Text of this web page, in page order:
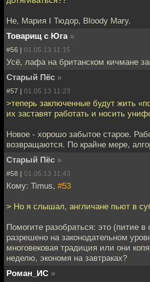
Не, Мария I Тюдор, Bloody Mary.
Товарищ с Юга »
#56 | 01.05.13 11:15
Усё, лафа на британском кичмане
Старый Пёс »
#57 | 01.05.13 11:23
>теперь заключенные будут жить
их заставят работать и носить
Новое - хорошо забытое старое.
возвращаются. По крайне мере,
Старый Пёс »
#58 | 01.05.13 11:43
Кому: Timus, #53
> Но я слышал, англичане пьют в
Помогите разобраться: это (питие в
разрешено на законодательном
многовековая традиция или они
неделю, экономя на завтраках?
Роман_ИС »